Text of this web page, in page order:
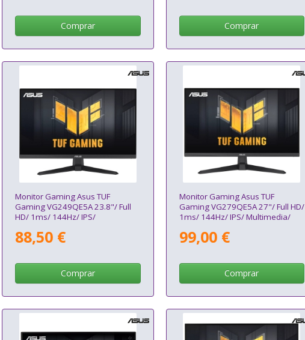
Comprar Comprar
Monitor Gaming Asus TUF
Gaming VG249QE5A 23.8"/ Full
HD/ 1ms/ 144Hz/ IPS/
88,50 €
Comprar
Monitor Gaming Asus TUF
Gaming VG279QE5A 27"/ Full HD/
1ms/ 144Hz/ IPS/ Multimedia/
99,00 €
Comprar